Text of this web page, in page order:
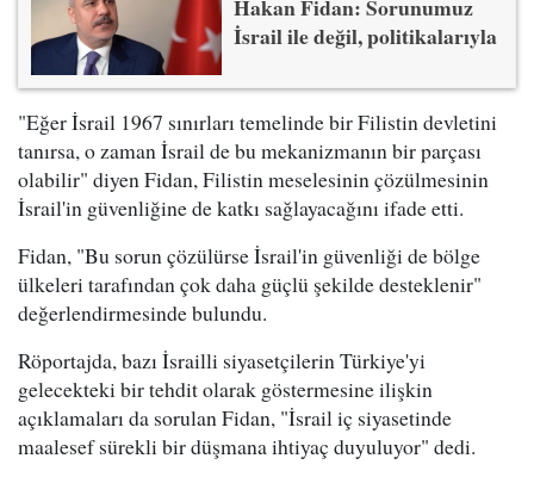
Hakan Fidan: Sorunumuz
İsrail ile değil, politikalarıyla
"Eğer İsrail 1967 sınırları temelinde bir Filistin devletini
tanırsa, o zaman İsrail de bu mekanizmanın bir parçası
olabilir" diyen Fidan, Filistin meselesinin çözülmesinin
İsrail'in güvenliğine de katkı sağlayacağını ifade etti.
Fidan, "Bu sorun çözülürse İsrail'in güvenliği de bölge
ülkeleri tarafından çok daha güçlü şekilde desteklenir"
değerlendirmesinde bulundu.
Röportajda, bazı İsrailli siyasetçilerin Türkiye'yi
gelecekteki bir tehdit olarak göstermesine ilişkin
açıklamaları da sorulan Fidan, "İsrail iç siyasetinde
maalesef sürekli bir düşmana ihtiyaç duyuluyor" dedi.